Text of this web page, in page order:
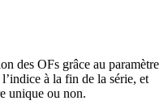
des OFs grâce au paramètre
à la fin de la série, et
unique ou non.